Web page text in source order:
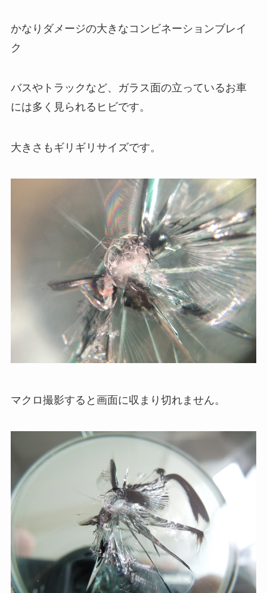
かなりダメージの大きなコンビネーションブレイ
ク
バスやトラックなど、ガラス面の立っているお車
には多く見られるヒビです。
大きさもギリギリサイズです。
マクロ撮影すると画面に収まり切れません。